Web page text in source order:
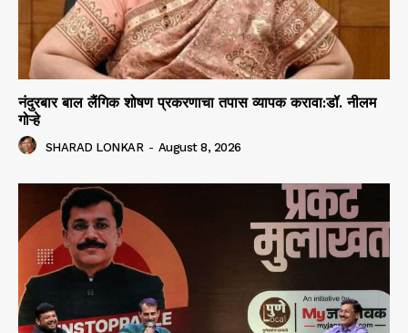
नंदुरबार बाल लैंगिक शोषण प्रकरणाचा तपास व्यापक करावा:डॉ. नीलम
गोऱ्हे
SHARAD LONKAR - August 8, 2026